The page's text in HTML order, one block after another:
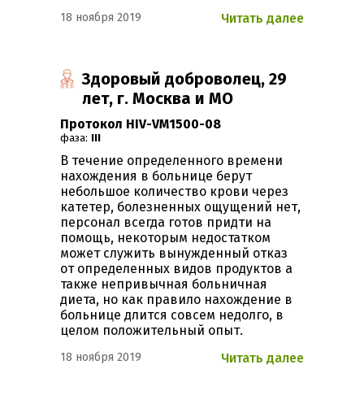
Читать далее
18 ноября 2019
Здоровый доброволец, 29
лет, г. Москва и МО
Протокол HIV-VM1500-08
фаза: III
В течение определенного времени
нахождения в больнице берут
небольшое количество крови через
катетер, болезненных ощущений нет,
персонал всегда готов придти на
помощь, некоторым недостатком
может служить вынужденный отказ
от определенных видов продуктов а
также непривычная больничная
диета, но как правило нахождение в
больнице длится совсем недолго, в
целом положительный опыт.
Читать далее
18 ноября 2019